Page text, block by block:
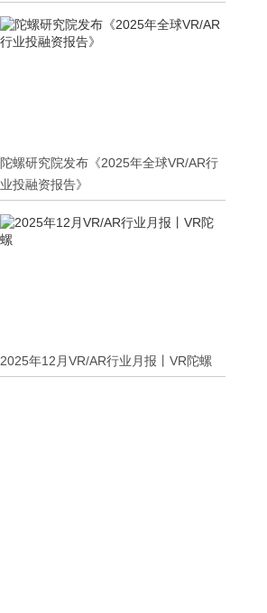
陀螺研究院发布《2025年全球VR/AR行
业投融资报告》
2025年12月VR/AR行业月报丨VR陀螺